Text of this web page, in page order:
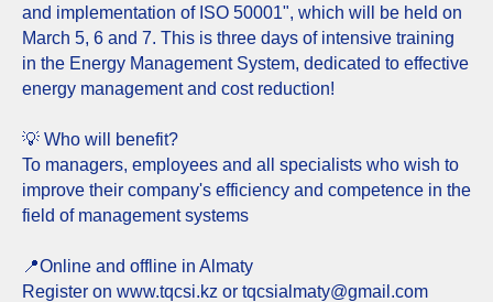
and implementation of ISO 50001", which will be held on
March 5, 6 and 7. This is three days of intensive training
in the Energy Management System, dedicated to effective
energy management and cost reduction!
💡 Who will benefit?
To managers, employees and all specialists who wish to
improve their company's efficiency and competence in the
field of management systems
📍Online and offline in Almaty
Register on www.tqcsi.kz or tqcsialmaty@gmail.com